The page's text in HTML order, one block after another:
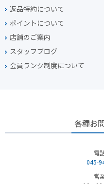
返品特約について
ポイントについて
店舗のご案内
スタッフブログ
会員ランク制度について
各種お
電
045-
営